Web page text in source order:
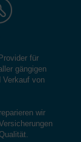
für
gängigen
Verkauf von
wir